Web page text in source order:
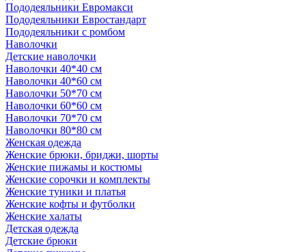
Пододеяльники Евромакси
Пододеяльники Евростандарт
Пододеяльники с ромбом
Наволочки
Детские наволочки
Наволочки 40*40 см
Наволочки 40*60 см
Наволочки 50*70 см
Наволочки 60*60 см
Наволочки 70*70 см
Наволочки 80*80 см
Женская одежда
Женские брюки, бриджи, шорты
Женские пижамы и костюмы
Женские сорочки и комплекты
Женские туники и платья
Женские кофты и футболки
Женские халаты
Детская одежда
Детские брюки